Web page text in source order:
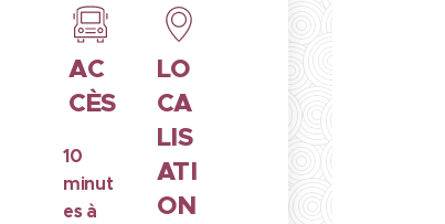
AC
CÈS
10
minut
es à
LO
CA
LIS
ATI
ON